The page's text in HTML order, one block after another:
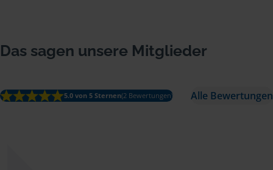
Das sagen unsere Mitglieder
5.0 von 5 Sternen(2 Bewertungen) Alle Bewertungen